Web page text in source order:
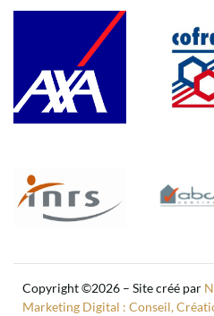
Copyright ©2026 – Site créé par
Marketing Digital : Conseil,